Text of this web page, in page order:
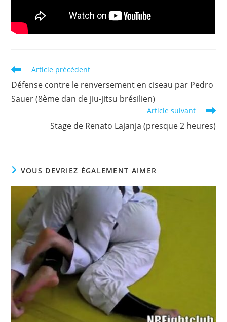
Read
articles
Article précédent
Défense contre le renversement en ciseau par Pedro
Sauer (8ème dan de jiu-jitsu brésilien)
Article suivant
Stage de Renato Lajanja (presque 2 heures)
VOUS DEVRIEZ ÉGALEMENT AIMER